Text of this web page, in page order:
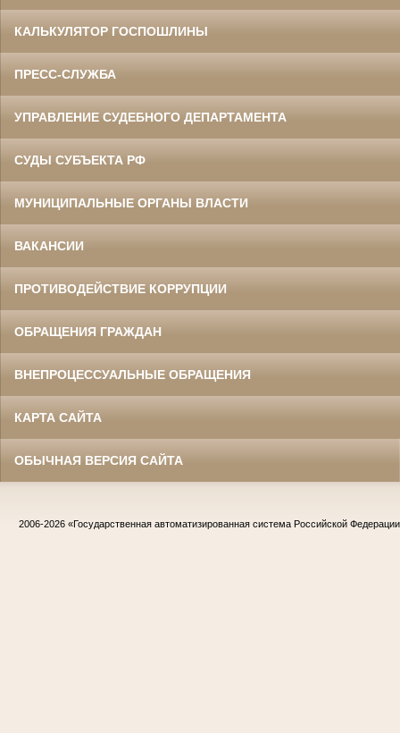
КАЛЬКУЛЯТОР ГОСПОШЛИНЫ
ПРЕСС-СЛУЖБА
УПРАВЛЕНИЕ СУДЕБНОГО ДЕПАРТАМЕНТА
СУДЫ СУБЪЕКТА РФ
МУНИЦИПАЛЬНЫЕ ОРГАНЫ ВЛАСТИ
ВАКАНСИИ
ПРОТИВОДЕЙСТВИЕ КОРРУПЦИИ
ОБРАЩЕНИЯ ГРАЖДАН
ВНЕПРОЦЕССУАЛЬНЫЕ ОБРАЩЕНИЯ
КАРТА САЙТА
ОБЫЧНАЯ ВЕРСИЯ САЙТА
2006-2026 «Государственная автоматизированная система Российской